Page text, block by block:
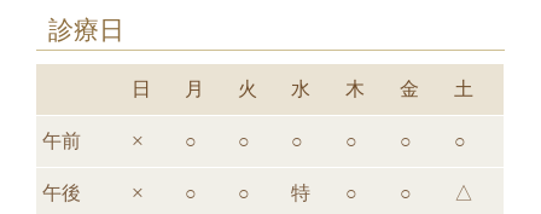
診療日
日 月 火 水 木 金 土
午前 × ○ ○ ○ ○ ○ ○
午後 × ○ ○ 特 ○ ○ △